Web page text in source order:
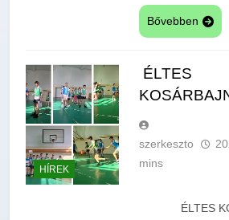
Bővebben
HÍREK
ÉLTES
szerkeszto
mins
ÉLTES